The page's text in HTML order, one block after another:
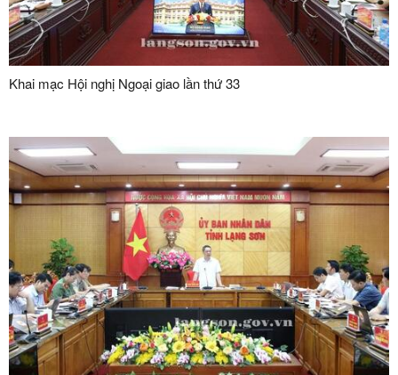
Khai mạc Hội nghị Ngoại giao lần thứ 33